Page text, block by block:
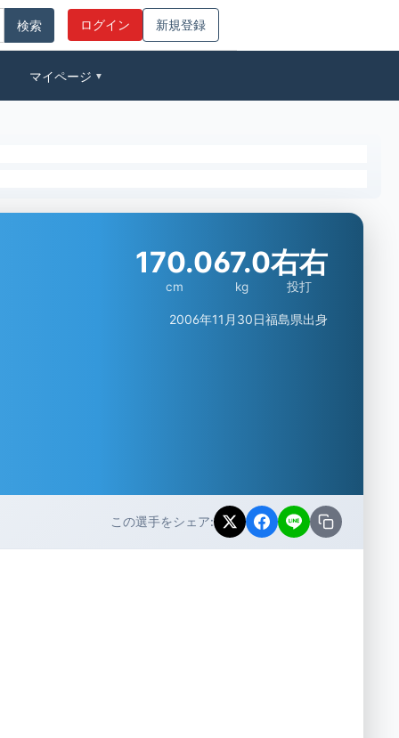
ログイン 新規登録
マイページ ▼
170.0
cm
67.0
kg
右右
投打
2006年11月30日福島県出身
この選手をシェア: